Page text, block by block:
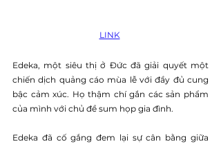
LINK
Edeka, một siêu thị ở Đức đã giải quyết một
chiến dịch quảng cáo mùa lễ với đầy đủ cung
bậc cảm xúc. Họ thậm chí gắn các sản phẩm
của mình với chủ đề sum họp gia đình.
Edeka đã cố gắng đem lại sự cân bằng giữa